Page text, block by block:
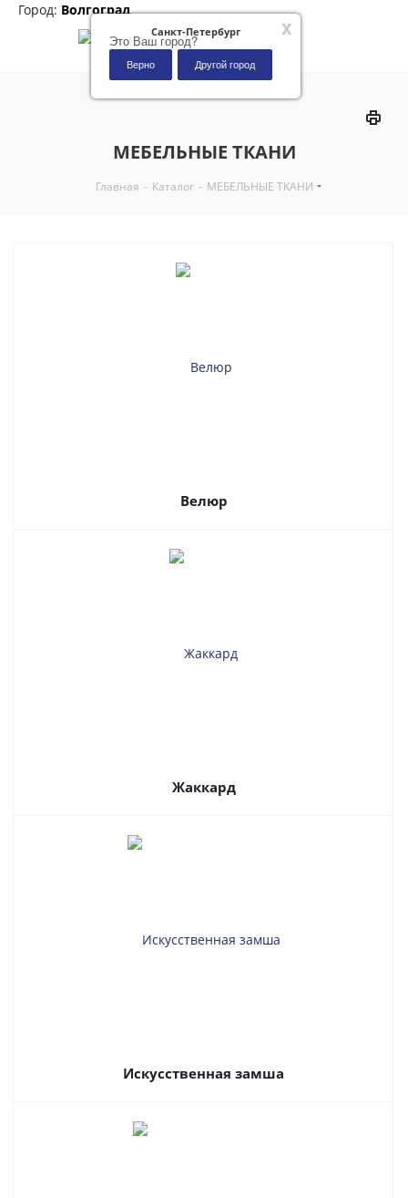
x
Санкт-Петербург
Это Ваш город?
Верно Другой город
Город: Волгоград
МЕБЕЛЬНЫЕ ТКАНИ
Главная - Каталог - МЕБЕЛЬНЫЕ ТКАНИ
Велюр
Жаккард
Искусственная замша